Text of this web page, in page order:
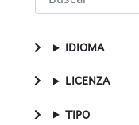
IDIOMA
TIPO
LICENZA